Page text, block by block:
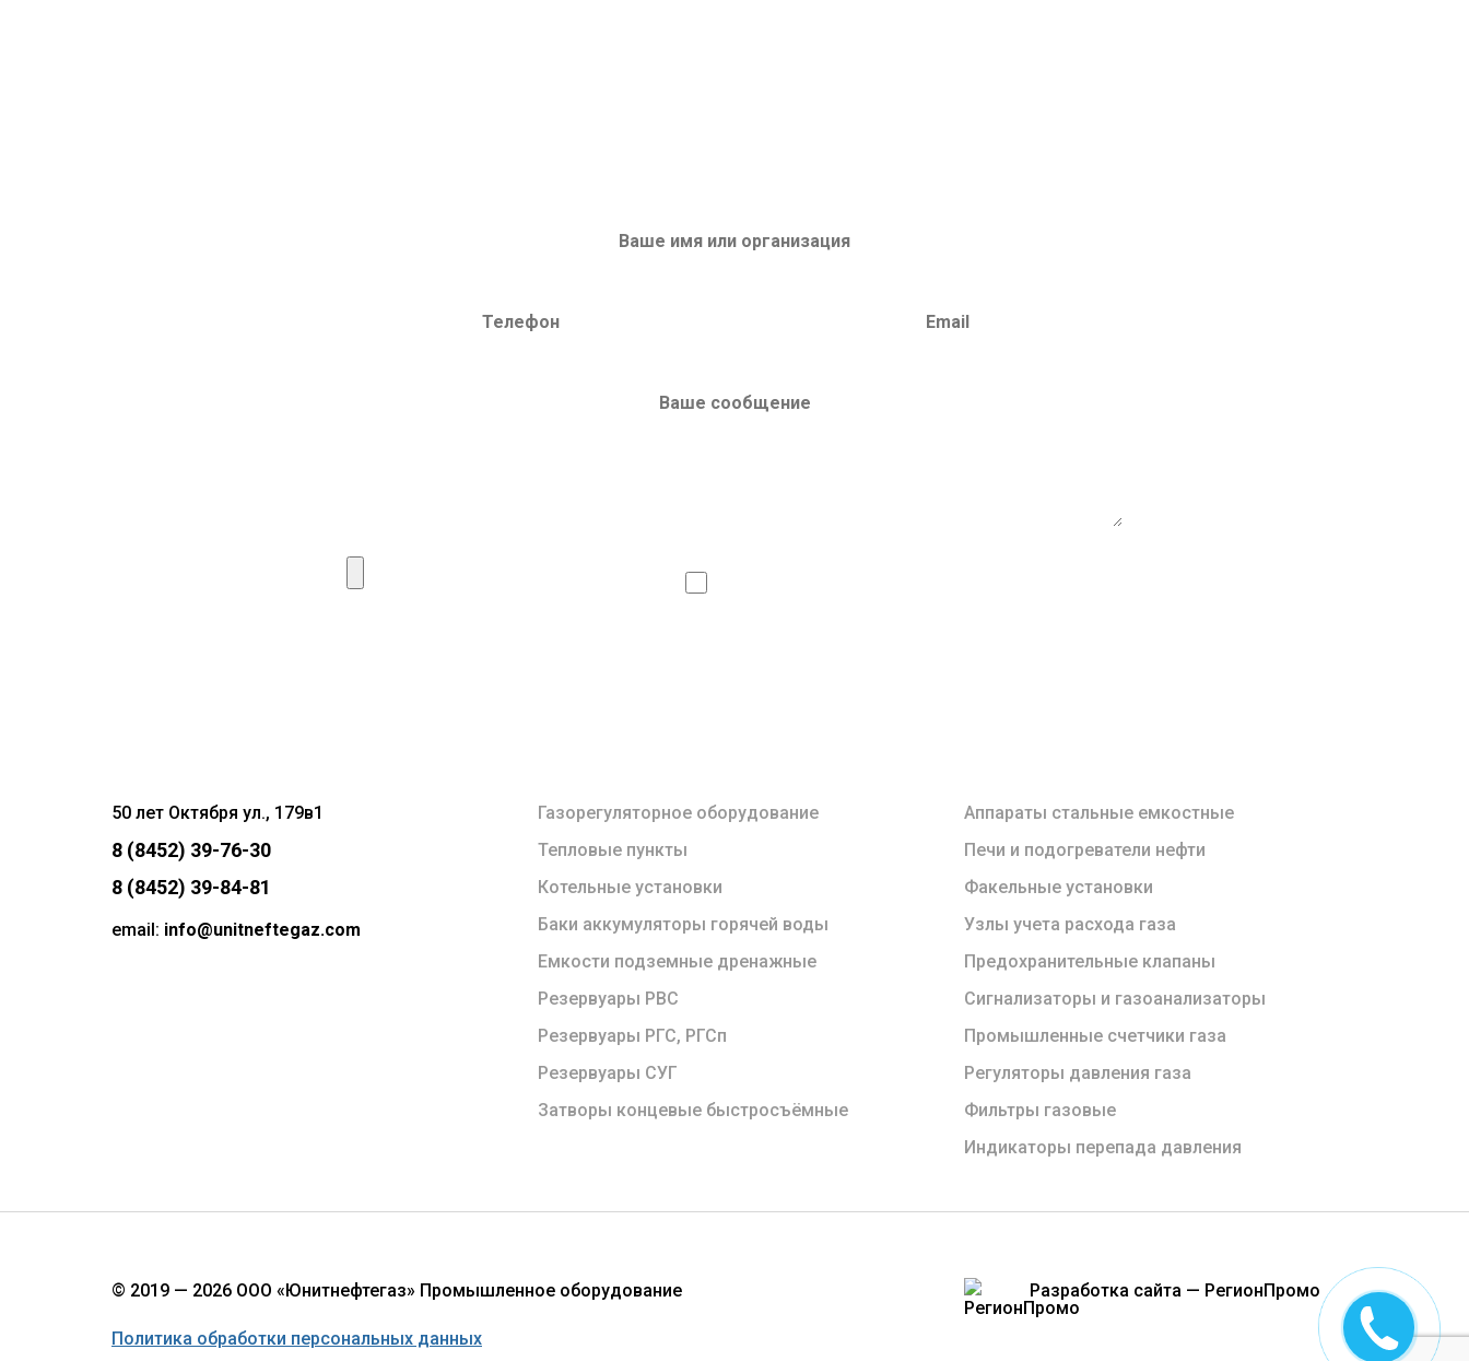
50 лет Октября ул., 179в1
8 (8452) 39-76-30
8 (8452) 39-84-81
email: info@unitneftegaz.com
Газорегуляторное оборудование
Тепловые пункты
Котельные установки
Баки аккумуляторы горячей воды
Емкости подземные дренажные
Резервуары РВС
Резервуары РГС, РГСп
Резервуары СУГ
Затворы концевые быстросъёмные
Аппараты стальные емкостные
Печи и подогреватели нефти
Факельные установки
Узлы учета расхода газа
Предохранительные клапаны
Сигнализаторы и газоанализаторы
Промышленные счетчики газа
Регуляторы давления газа
Фильтры газовые
Индикаторы перепада давления
© 2019 — 2026 ООО «Юнитнефтегаз» Промышленное оборудование
Политика обработки персональных данных
Разработка сайта — РегионПромо